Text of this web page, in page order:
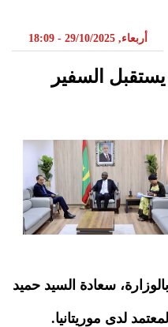
أربعاء, 29/10/2025 - 18:09
السفير
سعادة السيد حميد
لدى موريتانيا.